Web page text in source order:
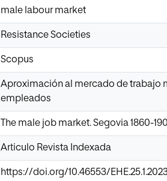
male labour market
Resistance Societies
Scopus
Aproximación al mercado de trabajo
empleados
The male job market. Segovia 1860-
Articulo Revista Indexada
https://doi.org/10.46553/